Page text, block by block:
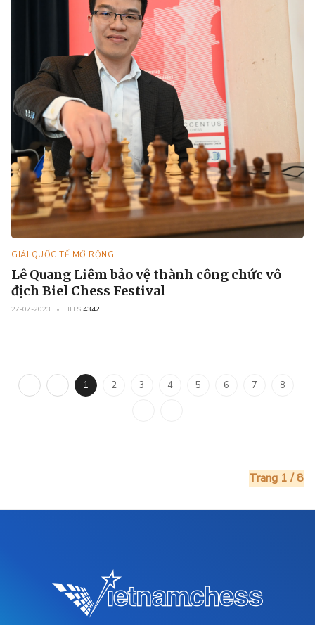
GIẢI QUỐC TẾ MỞ RỘNG
Lê Quang Liêm bảo vệ thành công chức vô
địch Biel Chess Festival
27-07-2023 HITS 4342
1 2 3 4 5 6 7 8
Trang 1 / 8